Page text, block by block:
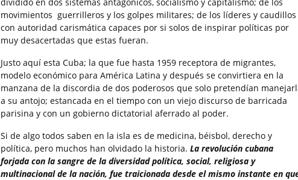
movimientos guerrilleros y los golpes militares; de los líderes y caudillos
con autoridad carismática capaces por si solos de inspirar políticas por
muy desacertadas que estas fueran.
Justo aquí esta Cuba; la que fue hasta 1959 receptora de migrantes,
modelo económico para América Latina y después se convirtiera en la
manzana de la discordia de dos poderosos que solo pretendían
a su antojo; estancada en el tiempo con un viejo discurso de barricada
parisina y con un gobierno dictatorial aferrado al poder.
Si de algo todos saben en la isla es de medicina, béisbol, derecho y
política, pero muchos han olvidado la historia. La revolución cubana
forjada con la sangre de la diversidad política, social, religiosa y
multinacional de la nación, fue traicionada desde el mismo instante en